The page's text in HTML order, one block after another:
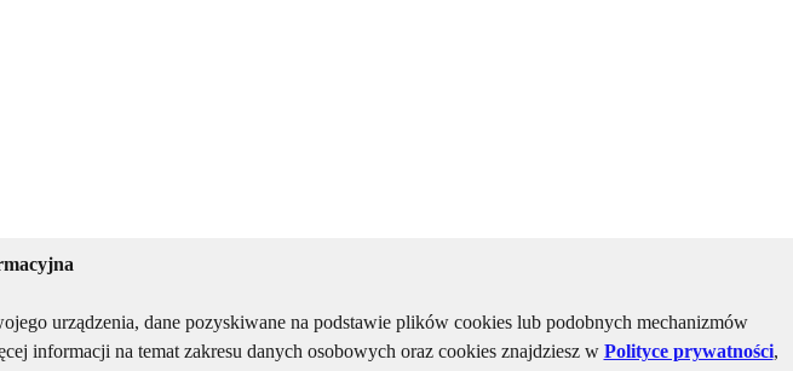
urządzenia, dane pozyskiwane na podstawie plików cookies lub podobnych mechanizmów
informacji na temat zakresu danych osobowych oraz cookies znajdziesz w Polityce prywatności,